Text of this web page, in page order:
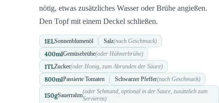
nötig, etwas zusätzliches Wasser oder Brühe angießen.
Den Topf mit einem Deckel schließen.
1ELSonnenblumenöl Salz(nach Geschmack)
400mlGemüsebrühe(oder Hühnerbrühe)
1TLZucker(oder Honig, zum Abrunden der Säure)
800mlPassierte Tomaten Schwarzer Pfeffer(nach Geschmack)
150gSauerrahm
(oder Schmand, optional in der Sauce, zusätzlich zum
Servieren)